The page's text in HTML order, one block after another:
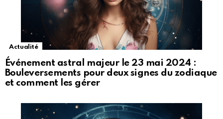
Actualité
Événement astral majeur le 23 mai 2024 :
Bouleversements pour deux signes du zodiaque
et comment les gérer